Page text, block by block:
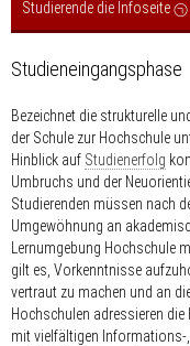
Studierende die Infoseite
Studieneingangsphase
Bezeichnet die strukturelle
der Schule zur Hochschule
Hinblick auf Studienerfolg
Umbruchs und der
Studierenden müssen nach
Umgewöhnung an
Lernumgebung Hochschule
gilt es, Vorkenntnisse
vertraut zu machen und an
Hochschulen adressieren
mit vielfältigen Informations-